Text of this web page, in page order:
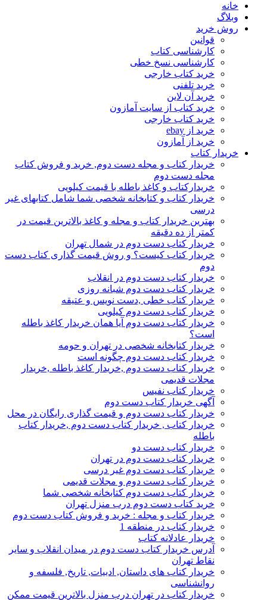
خانه
وبلاگ
روش خرید
قوانین
کارشناسی کتاب
کارشناسی نسخ خطی
خرید کتاب خارجی
خرید تلفنی
خرید آن لاین
خرید کتاب از سایت آمازون
خرید کتاب خارجی
خرید از ebay
خرید از آمازون
خریدار کتاب
خریدار کتاب و مجله دست دوم, خرید و فروش کتاب
مجله دست دوم
خریدارکتاب و کاغذ باطله با قیمت کیلویی
خریدار کتاب و کتابخانه شخصی شما شامل کتابهای غیر
درسی
بهترین خریدار کتاب و مجله و کاغذ بالاترین قیمت در
کمتر از ده دقیقه
خریدار کتاب دست دوم در شمال تهران
خریدار کتاب کیست؟ و روش قیمت گذاری کتاب دست
دوم
خریدار کتاب دست دوم در انقلاب
خریدار کتاب دست دوم شبانه روزی
خریدار کتاب خطی ,دست نویس و عتیقه
خریدار کتاب دست دوم کیلویی
خریدار کتاب دست دوم آیا همان خریدار کاغذ باطله
است؟
خریدار کتابخانه شخصی در تهران و حومه
خریدار کتاب دست دوم چگونه است
خریدار کتاب دست دوم ,خریدار کاغذ باطله ,خریدار
مجلات قدیمی
خریدار کتاب نفیس
آگهی خریدار کتاب دست دوم
خریدار کتاب دست دوم و قیمت گذاری رایگان در محل
خریدار کتاب , خریدار کتاب دست دوم ,خریدار کتاب
باطله
خریدار کتاب دست دو
خریدار کتاب دست دوم در تهران
خریدار کتاب دست دوم غیر درسی
خریدار کتاب دست دوم و مجلات قدیمی
خریدار کتاب دست دوم کتابخانه شخصی شما
خرید کتاب دست دوم درب منزل تهران
خریدار کتاب و مجله : خرید و فروش کتاب دست دوم
خریدار کتاب در منطقه 1
خریدار عادلانه کتاب
آدرس خریدار کتاب دست دوم در میدان انقلاب و سایر
نقاط تهران
خریدار کتاب های داستان, ادبیات, تاریخ, فلسفه و
روانشناسی
خریدار کتاب در تهران درب منزل بالاترین قیمت ممکن